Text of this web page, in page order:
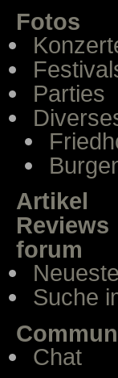
Fotos
Parties
Artikel
Reviews
forum
Suche
Chat